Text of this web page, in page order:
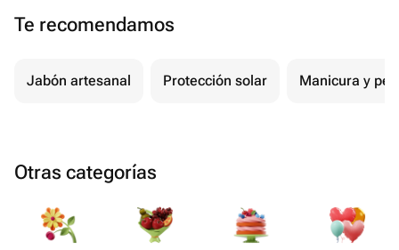
Te recomendamos
Jabón artesanal Protección solar Manicura y
Otras categorías